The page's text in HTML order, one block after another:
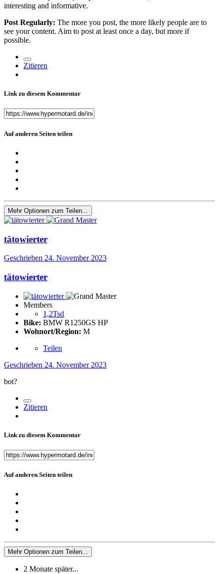
interesting and informative.
Post Regularly: The more you post, the more likely people are to
see your content. Aim to post at least once a day, but more if
possible.
Zitieren
Link zu diesem Kommentar
Auf anderen Seiten teilen
Mehr Optionen zum Teilen...
tätowierter
Geschrieben 24. November 2023
tätowierter
Members
1,2Tsd
Bike: BMW R1250GS HP
Wohnort/Region: M
Teilen
Geschrieben 24. November 2023
bot?
Zitieren
Link zu diesem Kommentar
Auf anderen Seiten teilen
Mehr Optionen zum Teilen...
2 Monate später...